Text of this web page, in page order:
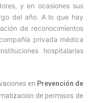
y en ocasiones sus
del año. A lo que hay
de reconocimientos
privada médica
hospitalarias
en Prevención de
de permisos de